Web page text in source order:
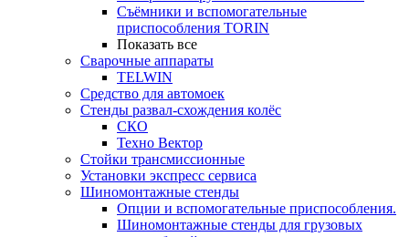
Съёмники и вспомогательные
приспособления TORIN
Показать все
Сварочные аппараты
TELWIN
Средство для автомоек
Стенды развал-схождения колёс
СКО
Техно Вектор
Стойки трансмиссионные
Установки экспресс сервиса
Шиномонтажные стенды
Опции и вспомогательные приспособления.
Шиномонтажные стенды для грузовых